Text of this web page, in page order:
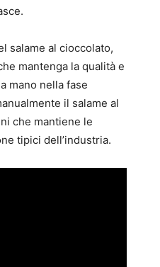
salame al cioccolato,
mantenga la qualità e
mano nella fase
il salame al
che mantiene le
tipici dell’industria.